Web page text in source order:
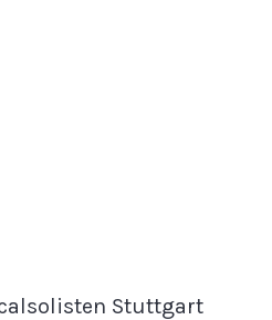
Stuttgart